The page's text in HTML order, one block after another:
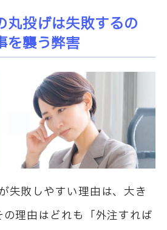
丸投げは失敗するの
を襲う弊害
失敗しやすい理由は、大き
の理由はどれも「外注すれば